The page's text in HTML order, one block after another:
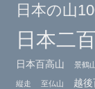
日本の山
日本二
日本百高山 景鶴
縦走 至仏山 越後